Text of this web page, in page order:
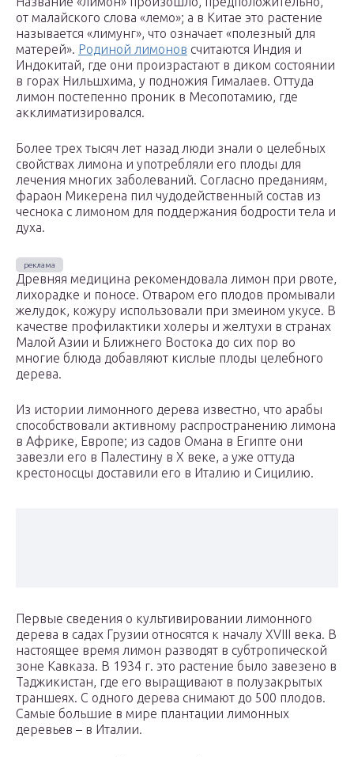
от малайского слова «лемо»; а в Китае это растение
называется «лимунг», что означает «полезный для
матерей». Родиной лимонов считаются Индия и
Индокитай, где они произрастают в диком состоянии
в горах Нильшхима, у подножия Гималаев. Оттуда
лимон постепенно проник в Месопотамию, где
акклиматизировался.
Более трех тысяч лет назад люди знали о целебных
свойствах лимона и употребляли его плоды для
лечения многих заболеваний. Согласно преданиям,
фараон Микерена пил чудодейственный состав из
чеснока с лимоном для поддержания бодрости тела и
духа.
Древняя медицина рекомендовала лимон при рвоте,
лихорадке и поносе. Отваром его плодов промывали
желудок, кожуру использовали при змеином укусе. В
качестве профилактики холеры и желтухи в странах
Малой Азии и Ближнего Востока до сих пор во
многие блюда добавляют кислые плоды целебного
дерева.
Из истории лимонного дерева известно, что арабы
способствовали активному распространению лимона
в Африке, Европе; из садов Омана в Египте они
завезли его в Палестину в X веке, а уже оттуда
крестоносцы доставили его в Италию и Сицилию.
Первые сведения о культивировании лимонного
дерева в садах Грузии относятся к началу XVIII века. В
настоящее время лимон разводят в субтропической
зоне Кавказа. В 1934 г. это растение было завезено в
Таджикистан, где его выращивают в полузакрытых
траншеях. С одного дерева снимают до 500 плодов.
Самые большие в мире плантации лимонных
деревьев – в Италии.